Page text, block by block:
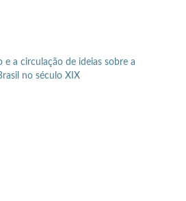
e a circulação de ideias sobre a
no século XIX